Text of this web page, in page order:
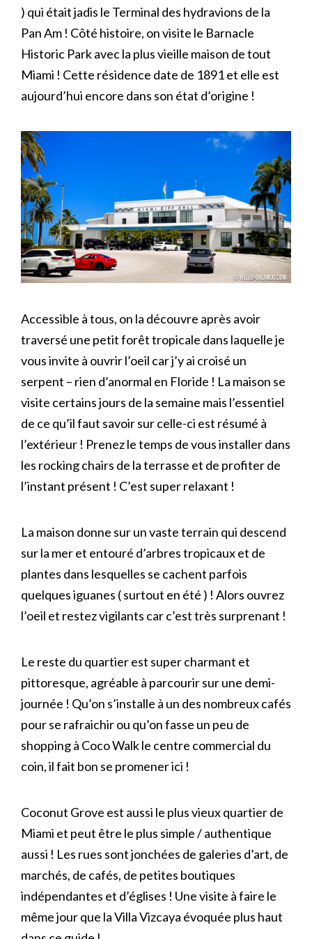
) qui était jadis le Terminal des hydravions de la
Pan Am ! Côté histoire, on visite le Barnacle
Historic Park avec la plus vieille maison de tout
Miami ! Cette résidence date de 1891 et elle est
aujourd’hui encore dans son état d’origine !
Accessible à tous, on la découvre après avoir
traversé une petit forêt tropicale dans laquelle je
vous invite à ouvrir l’oeil car j’y ai croisé un
serpent – rien d’anormal en Floride ! La maison se
visite certains jours de la semaine mais l’essentiel
de ce qu’il faut savoir sur celle-ci est résumé à
l’extérieur ! Prenez le temps de vous installer dans
les rocking chairs de la terrasse et de profiter de
l’instant présent ! C’est super relaxant !
La maison donne sur un vaste terrain qui descend
sur la mer et entouré d’arbres tropicaux et de
plantes dans lesquelles se cachent parfois
quelques iguanes ( surtout en été ) ! Alors ouvrez
l’oeil et restez vigilants car c’est très surprenant !
Le reste du quartier est super charmant et
pittoresque, agréable à parcourir sur une demi-
journée ! Qu’on s’installe à un des nombreux cafés
pour se rafraichir ou qu’on fasse un peu de
shopping à Coco Walk le centre commercial du
coin, il fait bon se promener ici !
Coconut Grove est aussi le plus vieux quartier de
Miami et peut être le plus simple / authentique
aussi ! Les rues sont jonchées de galeries d’art, de
marchés, de cafés, de petites boutiques
indépendantes et d’églises ! Une visite à faire le
même jour que la Villa Vizcaya évoquée plus haut